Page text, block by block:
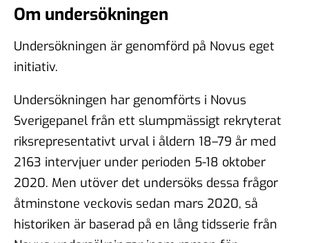
Om undersökningen
Undersökningen är genomförd på Novus eget
initiativ.
Undersökningen har genomförts i Novus
Sverigepanel från ett slumpmässigt rekryterat
riksrepresentativt urval i åldern 18–79 år med
2163 intervjuer under perioden 5-18 oktober
2020. Men utöver det undersöks dessa frågor
åtminstone veckovis sedan mars 2020, så
historiken är baserad på en lång tidsserie från